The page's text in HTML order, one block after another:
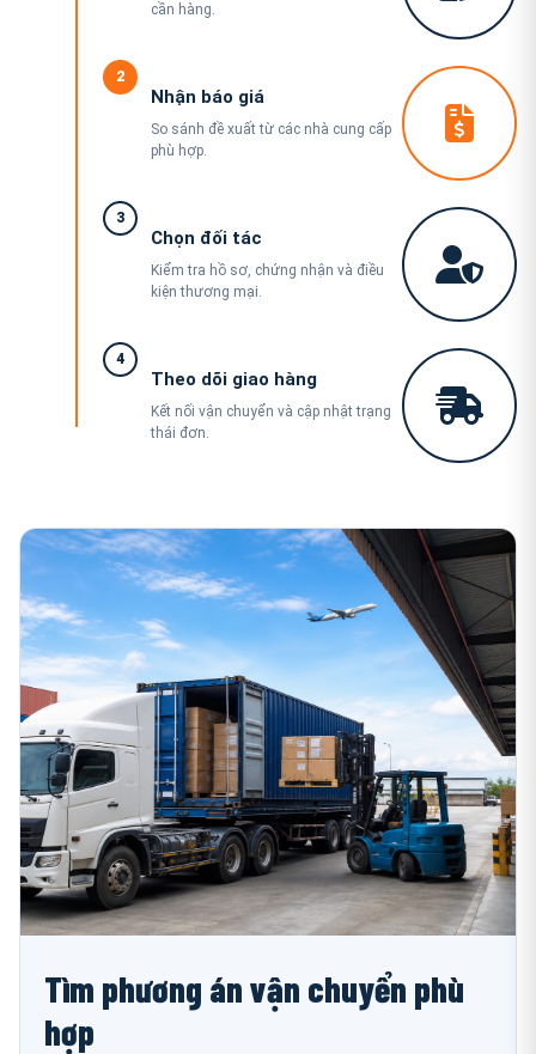
cần hàng.
2
Nhận báo giá
So sánh đề xuất từ các nhà cung cấp
phù hợp.
3
Chọn đối tác
Kiểm tra hồ sơ, chứng nhận và điều
kiện thương mại.
4
Theo dõi giao hàng
Kết nối vận chuyển và cập nhật trạng
thái đơn.
Tìm phương án vận chuyển phù
hợp